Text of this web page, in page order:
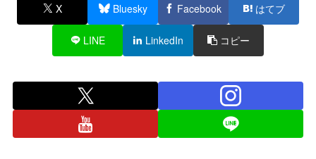
X Bluesky Facebook はてブ
LINE LinkedIn コピー